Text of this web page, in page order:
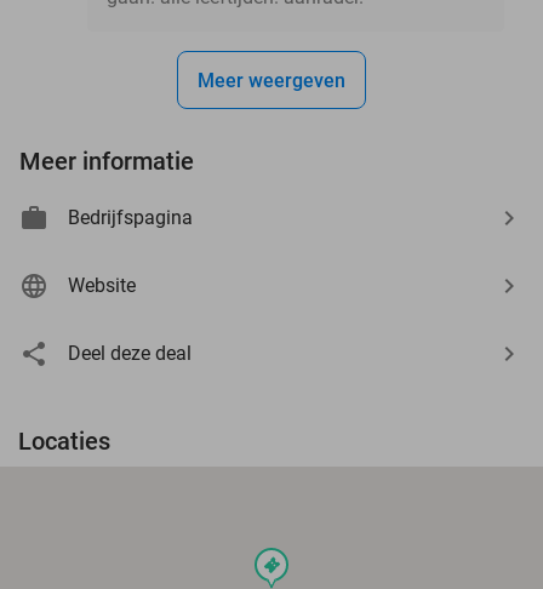
Meer weergeven
Meer informatie
Bedrijfspagina
Website
Deel deze deal
Locaties
events